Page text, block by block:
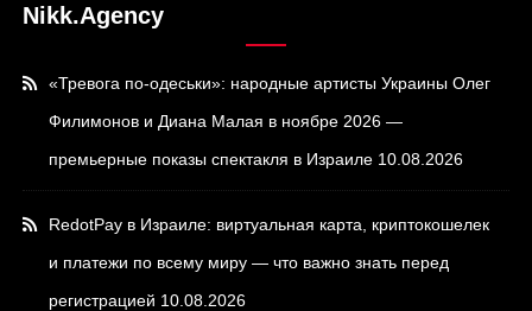
Nikk.Agency
«Тревога по-одеськи»: народные артисты Украины Олег
Филимонов и Диана Малая в ноябре 2026 —
премьерные показы спектакля в Израиле 10.08.2026
RedotPay в Израиле: виртуальная карта, криптокошелек
и платежи по всему миру — что важно знать перед
регистрацией 10.08.2026